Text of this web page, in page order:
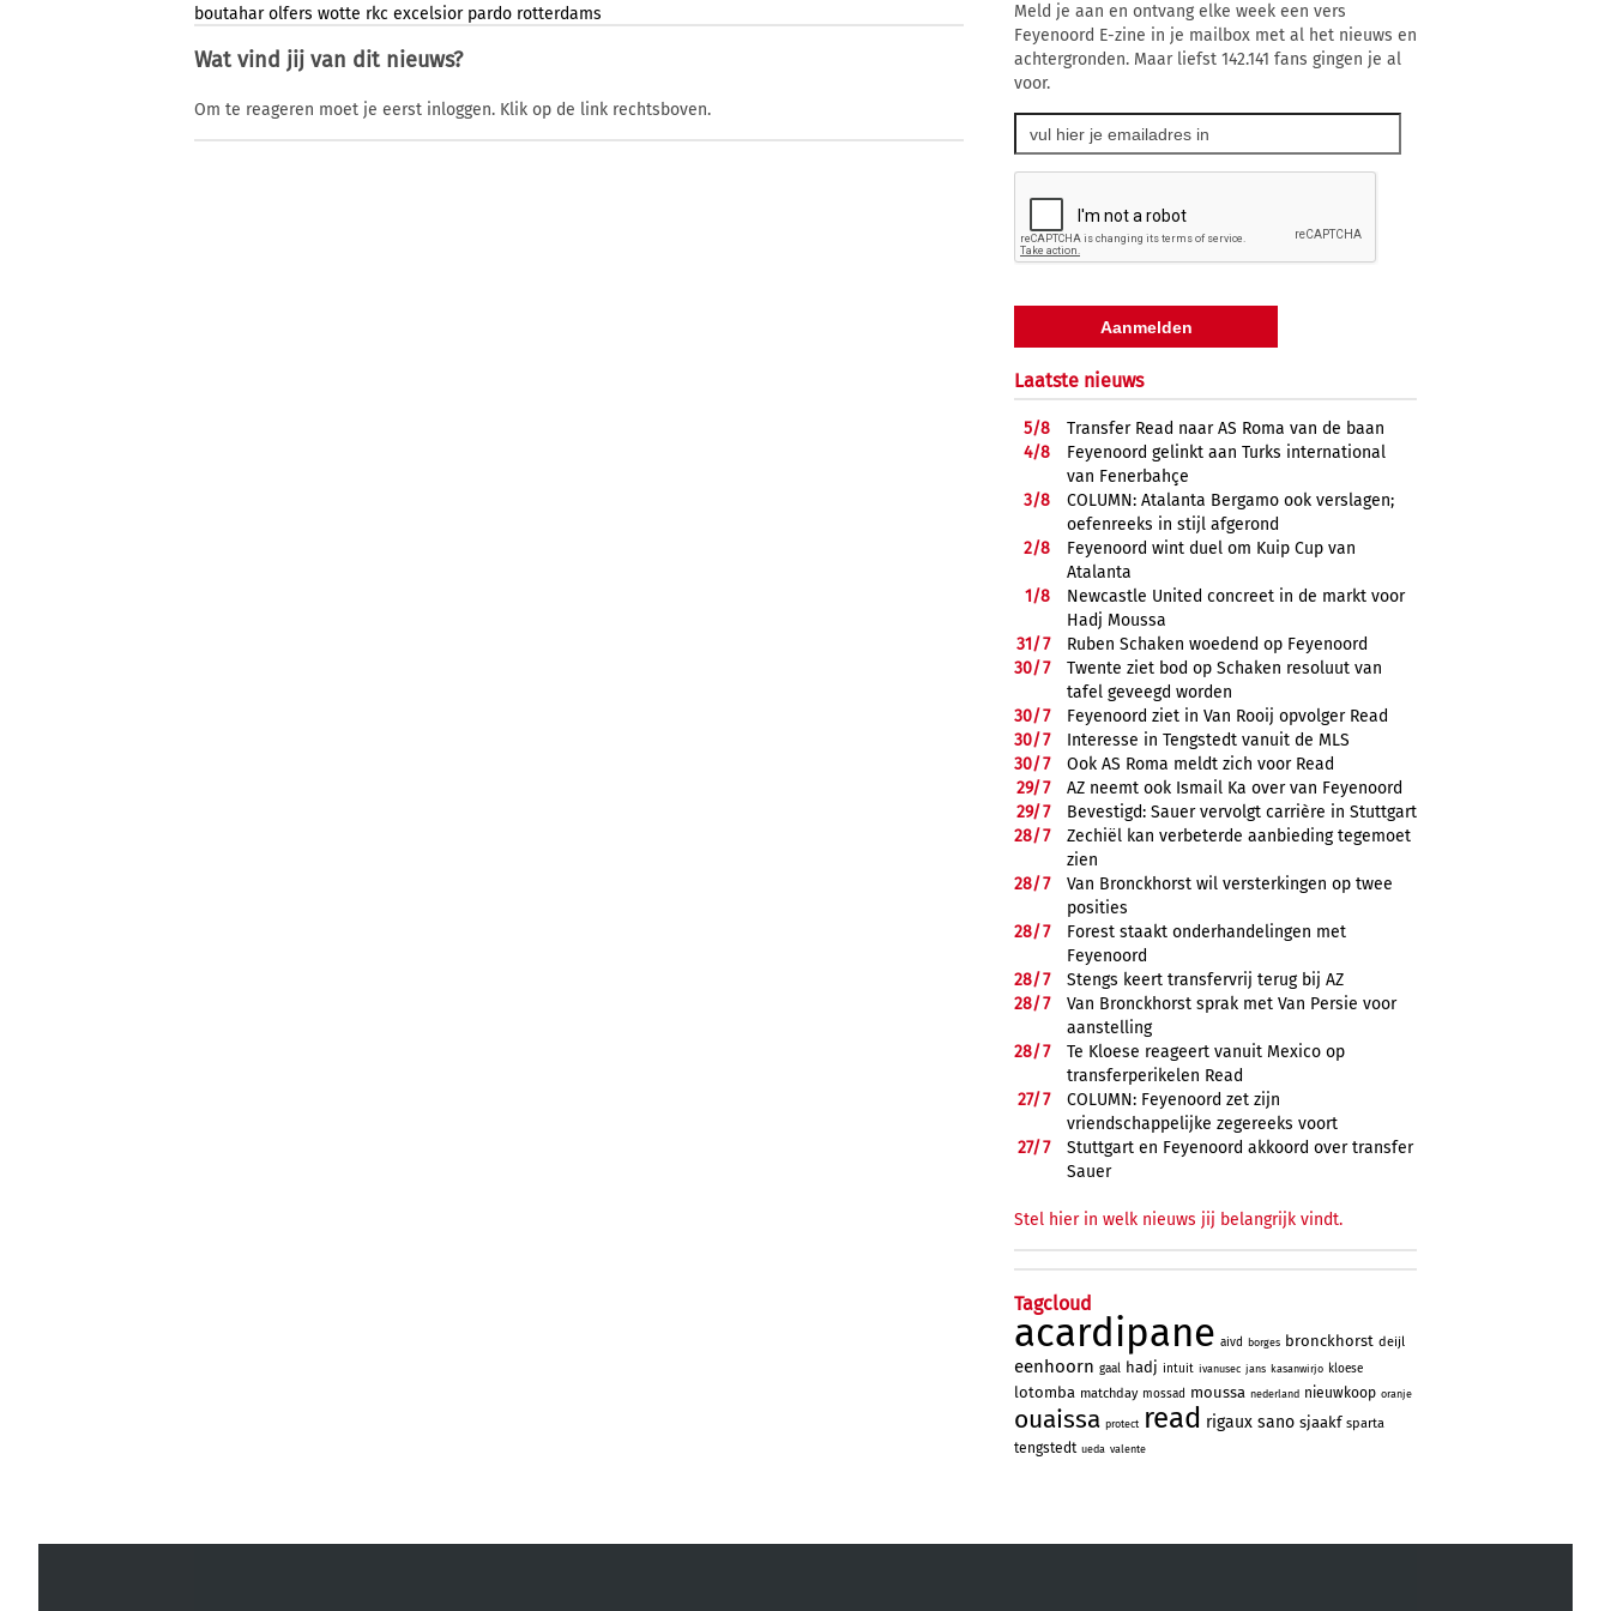
boutahar olfers wotte rkc excelsior pardo rotterdams
Wat vind jij van dit nieuws?
Om te reageren moet je eerst inloggen. Klik op de link rechtsboven.
Meld je aan en ontvang elke week een vers
Feyenoord E-zine in je mailbox met al het nieuws en
achtergronden. Maar liefst 142.141 fans gingen je al
voor.
Laatste nieuws
5/8
Transfer Read naar AS Roma van de baan
4/8
Feyenoord gelinkt aan Turks international
van Fenerbahçe
3/8
COLUMN: Atalanta Bergamo ook verslagen;
oefenreeks in stijl afgerond
2/8
Feyenoord wint duel om Kuip Cup van
Atalanta
1/8
Newcastle United concreet in de markt voor
Hadj Moussa
31/7
Ruben Schaken woedend op Feyenoord
30/7
Twente ziet bod op Schaken resoluut van
tafel geveegd worden
30/7
Feyenoord ziet in Van Rooij opvolger Read
30/7
Interesse in Tengstedt vanuit de MLS
30/7
Ook AS Roma meldt zich voor Read
29/7
AZ neemt ook Ismail Ka over van Feyenoord
29/7
Bevestigd: Sauer vervolgt carrière in Stuttgart
28/7
Zechiël kan verbeterde aanbieding tegemoet
zien
28/7
Van Bronckhorst wil versterkingen op twee
posities
28/7
Forest staakt onderhandelingen met
Feyenoord
28/7
Stengs keert transfervrij terug bij AZ
28/7
Van Bronckhorst sprak met Van Persie voor
aanstelling
28/7
Te Kloese reageert vanuit Mexico op
transferperikelen Read
27/7
COLUMN: Feyenoord zet zijn
vriendschappelijke zegereeks voort
27/7
Stuttgart en Feyenoord akkoord over transfer
Sauer
Stel hier in welk nieuws jij belangrijk vindt.
Tagcloud
acardipane aivd borges bronckhorst deijl
eenhoorn gaal hadj intuit ivanusec jans kasanwirjo kloese
lotomba matchday mossad moussa nederland nieuwkoop oranje
ouaissa protect read rigaux sano sjaakf sparta
tengstedt ueda valente